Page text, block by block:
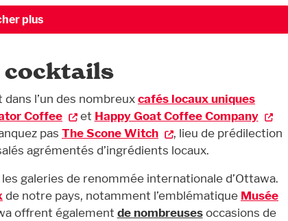
plus
cocktails
l’un des nombreuxcafés locaux uniques
Coffee et Happy Goat Coffee Company
pas The Scone Witch
, lieu de prédilection
agrémentés d’ingrédients locaux.
galeries de renommée internationale d’Ottawa.
de notre pays, notamment l’emblématique Musée
offrent également de nombreusesoccasions de